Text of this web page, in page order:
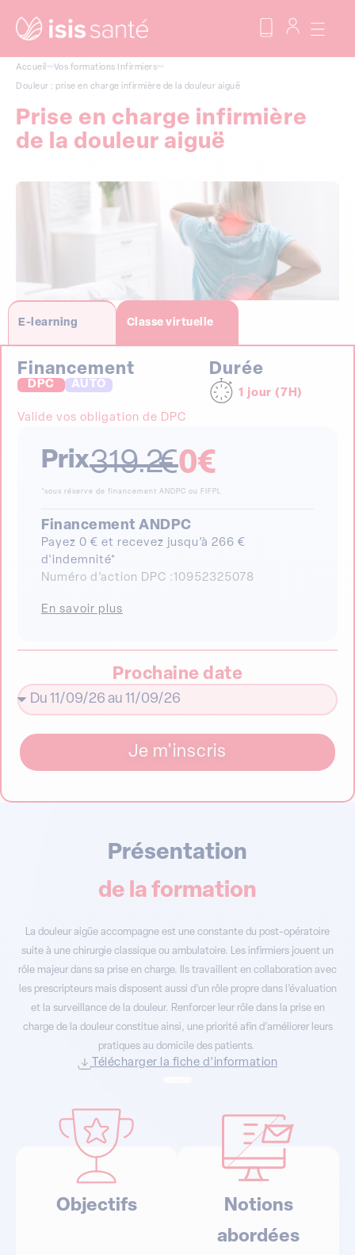
Accueil Vos formations Infirmiers
Douleur : prise en charge infirmière de la douleur aiguë
Prise en charge infirmière
de la douleur aiguë
E-learning Classe virtuelle
Financement
DPC AUTO
Durée
1 jour (7H)
Valide vos obligation de DPC
Prix319.2€0€
*sous réserve de financement ANDPC ou FIFPL
Financement ANDPC
Payez 0 € et recevez jusqu’à 266 €
d'indemnité*
Numéro d’action DPC : 10952325078
En savoir plus
Prochaine date
Je m'inscris
Présentation
de la formation
La douleur aigüe accompagne est une constante du post-opératoire
suite à une chirurgie classique ou ambulatoire. Les infirmiers jouent un
rôle majeur dans sa prise en charge. Ils travaillent en collaboration avec
les prescripteurs mais disposent aussi d’un rôle propre dans l’évaluation
et la surveillance de la douleur. Renforcer leur rôle dans la prise en
charge de la douleur constitue ainsi, une priorité afin d’améliorer leurs
pratiques au domicile des patients.
Télécharger la fiche d’information
Objectifs
Notions
abordées